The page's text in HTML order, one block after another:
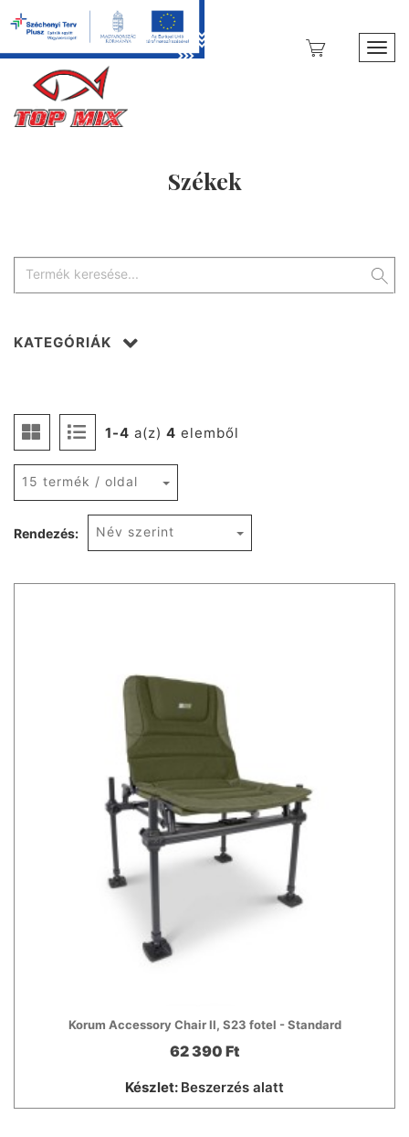
Székek
1-4 a(z) 4 elemből
15 termék / oldal
Rendezés: Név szerint
Korum Accessory Chair II, S23 fotel - Standard
62 390 Ft
Készlet: Beszerzés alatt
KATEGÓRIÁK